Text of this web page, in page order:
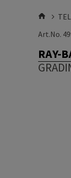
Art.No.
RAY-